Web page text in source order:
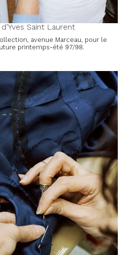
Saint Laurent
avenue Marceau, pour le
printemps-été 97/98.